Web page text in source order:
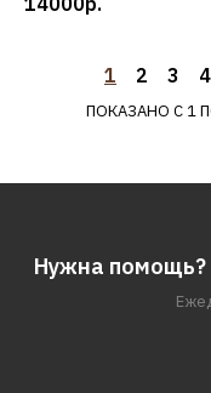
1 2 3 4
ПОКАЗАНО С 1
Нужна помощь?